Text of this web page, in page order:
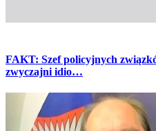
FAKT: Szef policyjnych
zwyczajni idio…